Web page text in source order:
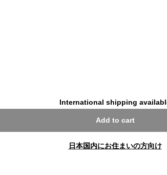
International shipping
Add to cart
日本国内にお住まいの方向け